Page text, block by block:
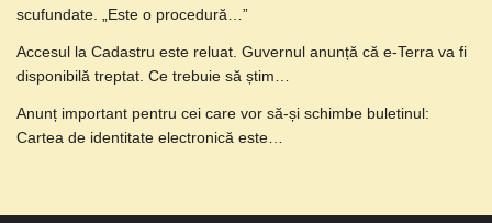
scufundate. „Este o procedură…”
Accesul la Cadastru este reluat. Guvernul anunță că e-Terra va fi
disponibilă treptat. Ce trebuie să știm…
Anunț important pentru cei care vor să-și schimbe buletinul:
Cartea de identitate electronică este…